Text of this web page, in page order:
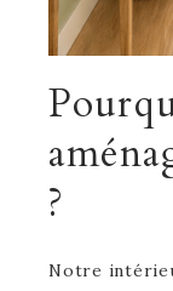
?
Notre